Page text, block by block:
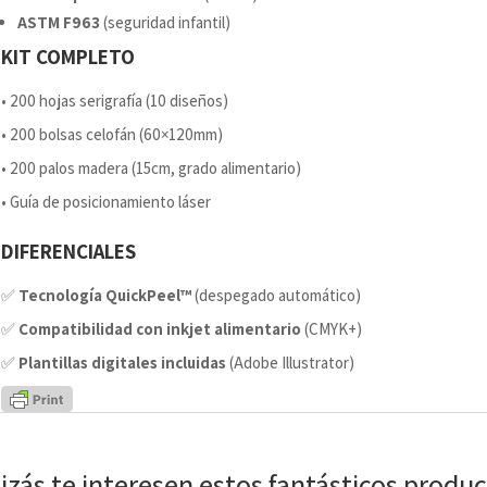
ASTM F963 (seguridad infantil)
KIT COMPLETO
• 200 hojas serigrafía (10 diseños)
• 200 bolsas celofán (60×120mm)
• 200 palos madera (15cm, grado alimentario)
• Guía de posicionamiento láser
DIFERENCIALES
✅ Tecnología QuickPeel™(despegado automático)
✅ Compatibilidad con inkjet alimentario (CMYK+)
✅ Plantillas digitales incluidas (Adobe Illustrator)